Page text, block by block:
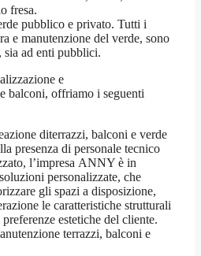
fresa.
pubblico e privato. Tutti i
e manutenzione del verde, sono
ad enti pubblici.
e
balconi, offriamo i seguenti
diterrazzi, balconi e verde
presenza di personale tecnico
l’impresa ANNY è in
personalizzate, che
gli spazi a disposizione,
le caratteristiche strutturali
estetiche del cliente.
terrazzi, balconi e